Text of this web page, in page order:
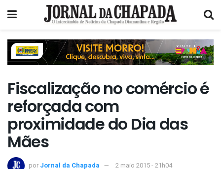
Fiscalização no comércio é
reforçada com
proximidade do Dia das
Mães
por Jornal da Chapada 2 maio 2015 - 21h04